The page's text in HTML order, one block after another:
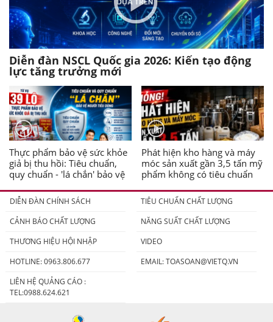
Diễn đàn NSCL Quốc gia 2026: Kiến tạo động
lực tăng trưởng mới
Thực phẩm bảo vệ sức khỏe
giả bị thu hồi: Tiêu chuẩn,
quy chuẩn - 'lá chắn' bảo vệ
Phát hiện kho hàng và máy
móc sản xuất gần 3,5 tấn mỹ
phẩm không có tiêu chuẩn
DIỄN ĐÀN CHÍNH SÁCH
TIÊU CHUẨN CHẤT LƯỢNG
CẢNH BÁO CHẤT LƯỢNG
NĂNG SUẤT CHẤT LƯỢNG
THƯƠNG HIỆU HỘI NHẬP
VIDEO
HOTLINE: 0963.806.677
EMAIL:TOASOAN@VIETQ.VN
LIÊN HỆ QUẢNG CÁO :
TEL:0988.624.621